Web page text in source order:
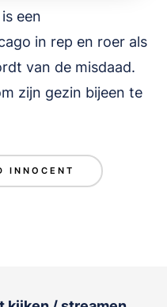
een
in rep en roer als
van de misdaad.
zijn gezin bijeen te
INNOCENT